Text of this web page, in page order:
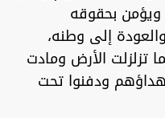
ويؤمن بحقوقه
إلى وطنه،
تزلزلت الأرض ومادت
ودفنوا تحت